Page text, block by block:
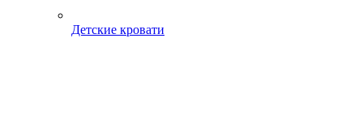
Детские кровати